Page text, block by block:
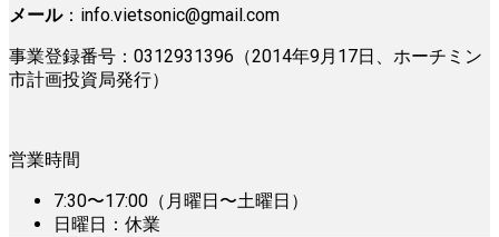
メール： info.vietsonic@gmail.com
事業登録番号：0312931396（2014年9月17日、ホーチミン
市計画投資局発行）
営業時間
7:30〜17:00（月曜日〜土曜日）
日曜日：休業